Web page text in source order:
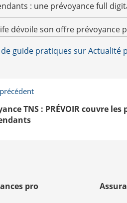
: une prévoyance full
dévoile son offre prévoyance
TNS : APRIL dévoile son
dévoile l'offre « Prévoyance
offre prévoyance
de guide pratiques sur Actualité
TNS : PRÉVOIR couvre
pro